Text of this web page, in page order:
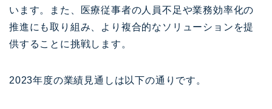
います。また、医療従事者の人員不足や業務効率化の
推進にも取り組み、より複合的なソリューションを提
供することに挑戦します。
2023年度の業績見通しは以下の通りです。